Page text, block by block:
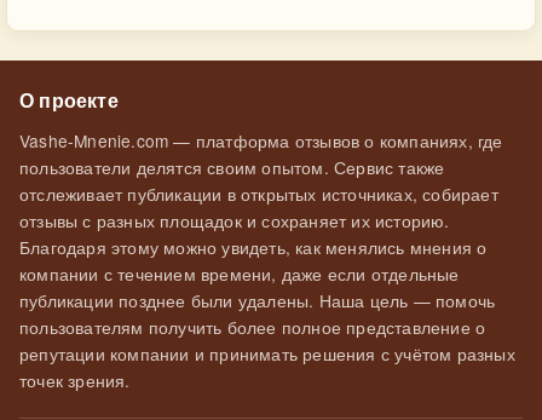
О проекте
Vashe-Mnenie.com — платформа отзывов о компаниях, где
пользователи делятся своим опытом. Сервис также
отслеживает публикации в открытых источниках, собирает
отзывы с разных площадок и сохраняет их историю.
Благодаря этому можно увидеть, как менялись мнения о
компании с течением времени, даже если отдельные
публикации позднее были удалены. Наша цель — помочь
пользователям получить более полное представление о
репутации компании и принимать решения с учётом разных
точек зрения.